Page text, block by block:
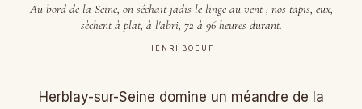
Au bord de la Seine, on séchait jadis le linge au vent ; nos tapis, eux,
sèchent à plat, à l'abri, 72 à 96 heures durant.
HENRI BOEUF
Herblay-sur-Seine domine un méandre de la